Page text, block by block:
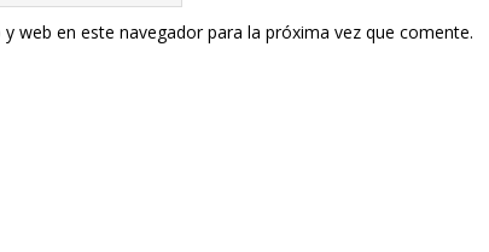
web en este navegador para la próxima vez que comente.